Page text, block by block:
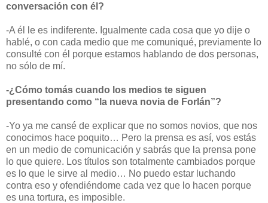
conversación con él?
-A él le es indiferente. Igualmente cada cosa que yo dije o
hablé, o con cada medio que me comuniqué, previamente lo
consulté con él porque estamos hablando de dos personas,
no sólo de mí.
-¿Cómo tomás cuando los medios te siguen
presentando como “la nueva novia de Forlán”?
-Yo ya me cansé de explicar que no somos novios, que nos
conocimos hace poquito… Pero la prensa es así, vos estás
en un medio de comunicación y sabrás que la prensa pone
lo que quiere. Los títulos son totalmente cambiados porque
es lo que le sirve al medio… No puedo estar luchando
contra eso y ofendiéndome cada vez que lo hacen porque
es una tortura, es imposible.